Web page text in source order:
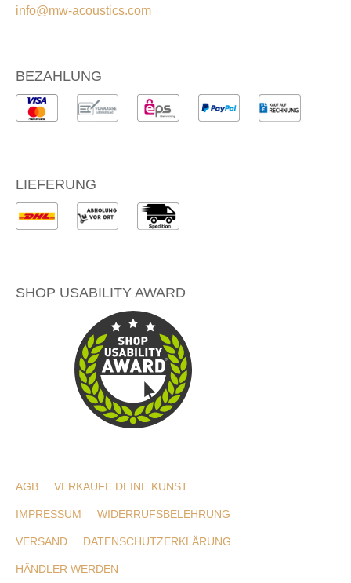
info@mw-acoustics.com
BEZAHLUNG
LIEFERUNG
SHOP USABILITY AWARD
AGB VERKAUFE DEINE KUNST
IMPRESSUM WIDERRUFSBELEHRUNG
VERSAND DATENSCHUTZERKLÄRUNG
HÄNDLER WERDEN